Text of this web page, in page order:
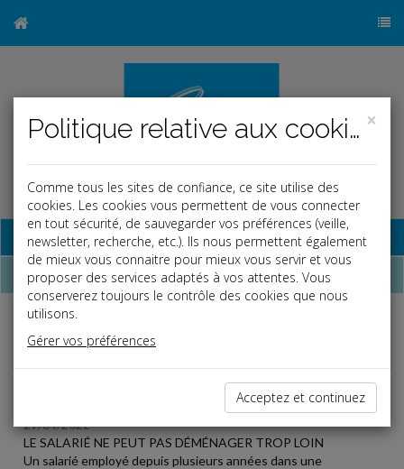
Base documentaire
Dépêches
Liste des dernières dépêches
29/04/2022
LE SALARIÉ NE PEUT PAS DÉMÉNAGER TROP LOIN
Un salarié employé depuis plusieurs années dans une
×
Politique relative aux cookies
Comme tous les sites de confiance, ce site utilise des
cookies. Les cookies vous permettent de vous connecter
en tout sécurité, de sauvegarder vos préférences (veille,
newsletter, recherche, etc.). Ils nous permettent également
de mieux vous connaitre pour mieux vous servir et vous
proposer des services adaptés à vos attentes. Vous
conserverez toujours le contrôle des cookies que nous
utilisons.
Gérer vos préférences
Acceptez et continuez